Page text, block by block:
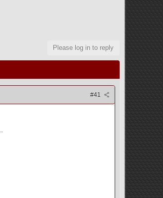
Please log in to reply
#41